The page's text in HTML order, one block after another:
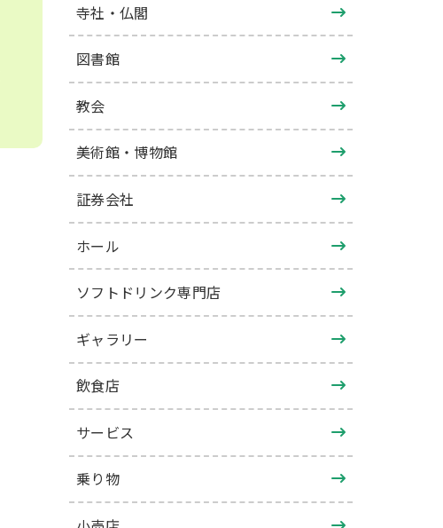
寺社・仏閣
図書館
教会
美術館・博物館
証券会社
ホール
ソフトドリンク専門店
ギャラリー
飲食店
サービス
乗り物